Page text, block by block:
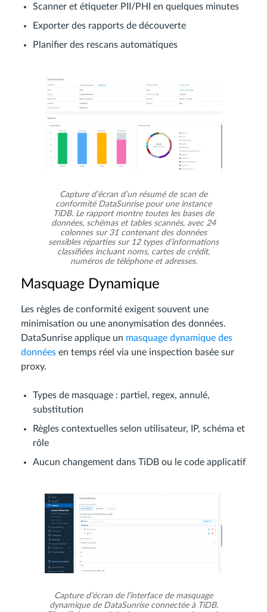
Scanner et étiqueter PII/PHI en quelques minutes
Exporter des rapports de découverte
Planifier des rescans automatiques
Capture d’écran d’un résumé de scan de
conformité DataSunrise pour une instance
TiDB. Le rapport montre toutes les bases de
données, schémas et tables scannés, avec 24
colonnes sur 31 contenant des données
sensibles réparties sur 12 types d’informations
classifiées incluant noms, cartes de crédit,
numéros de téléphone et adresses.
Masquage Dynamique
Les règles de conformité exigent souvent une
minimisation ou une anonymisation des données.
DataSunrise applique un masquage dynamique des
données en temps réel via une inspection basée sur
proxy.
Types de masquage : partiel, regex, annulé,
substitution
Règles contextuelles selon utilisateur, IP, schéma et
rôle
Aucun changement dans TiDB ou le code applicatif
Capture d’écran de l’interface de masquage
dynamique de DataSunrise connectée à TiDB.